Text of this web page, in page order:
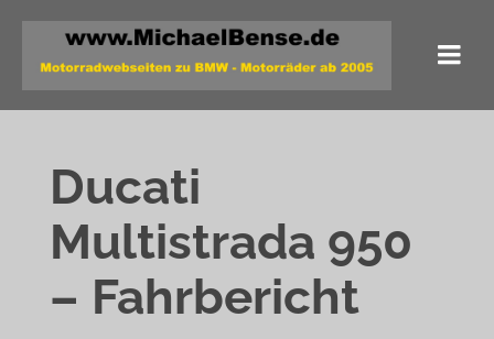
Ducati
Multistrada 950
– Fahrbericht